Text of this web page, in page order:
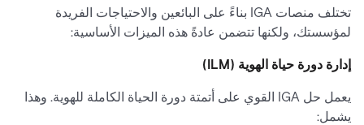
تختلف منصات IGA بناءً على البائعين والاحتياجات الفريدة
لمؤسستك، ولكنها تتضمن عادةً هذه الميزات الأساسية:
إدارة دورة حياة الهوية (ILM)
يعمل حل IGA القوي على أتمتة دورة الحياة الكاملة للهوية. وهذا
يشمل: